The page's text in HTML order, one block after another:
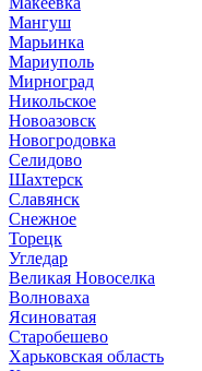
Мангуш
Марьинка
Мариуполь
Мирноград
Никольское
Новоазовск
Новогродовка
Селидово
Шахтерск
Славянск
Снежное
Торецк
Угледар
Великая Новоселка
Волноваха
Ясиноватая
Старобешево
Харьковская область